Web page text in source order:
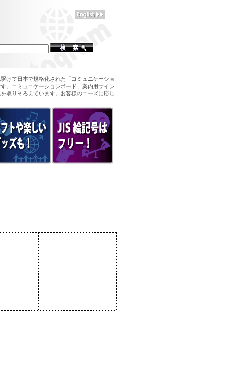
けて日本で規格化された「コミュニケーショ
。コミュニケーションボード、案内用サイン
取りそろえています。お客様のニーズに応じ